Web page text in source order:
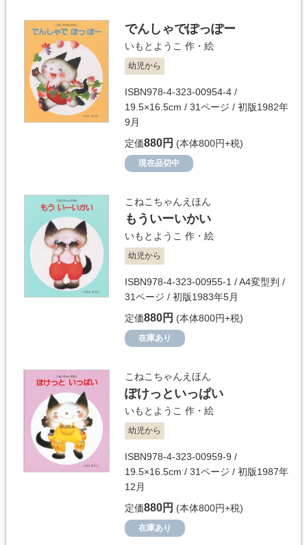
でんしゃでぽっぽー
いもとようこ 作・絵
幼児から
ISBN978-4-323-00954-4 /
19.5×16.5cm / 31ページ / 初版1982年
9月
定価880円 (本体800円+税)
現在品切中
こねこちゃんえほん
もういーいかい
いもとようこ 作・絵
幼児から
ISBN978-4-323-00955-1 / A4変型判 /
31ページ / 初版1983年5月
定価880円 (本体800円+税)
在庫あり
こねこちゃんえほん
ぽけっといっぱい
いもとようこ 作・絵
幼児から
ISBN978-4-323-00959-9 /
19.5×16.5cm / 31ページ / 初版1987年
12月
定価880円 (本体800円+税)
在庫あり